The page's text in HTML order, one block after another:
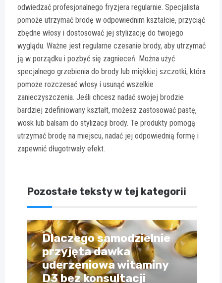
odwiedzać profesjonalnego fryzjera regularnie. Specjalista
pomoże utrzymać brodę w odpowiednim kształcie, przyciąć
zbędne włosy i dostosować jej stylizację do twojego
wyglądu. Ważne jest regularne czesanie brody, aby utrzymać
ją w porządku i pozbyć się zagnieceń. Można użyć
specjalnego grzebienia do brody lub miękkiej szczotki, która
pomoże rozczesać włosy i usunąć wszelkie
zanieczyszczenia. Jeśli chcesz nadać swojej brodzie
bardziej zdefiniowany kształt, możesz zastosować pastę,
wosk lub balsam do stylizacji brody. Te produkty pomogą
utrzymać brodę na miejscu, nadać jej odpowiednią formę i
zapewnić długotrwały efekt.
Pozostałe teksty w tej kategorii
Dlaczego samodzielnie
przyjęta dawka
uderzeniowa witaminy
D3 bez konsultacji